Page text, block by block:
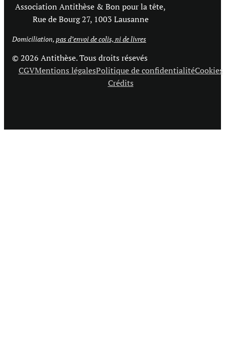
Association Antithèse & Bon pour la tête,
Rue de Bourg 27, 1003 Lausanne
Domiciliation, pas d’envoi de colis, ni de livres
© 2026 Antithèse. Tous droits résevés
CGVMentions légalesPolitique de confidentialitéCookies
Crédits